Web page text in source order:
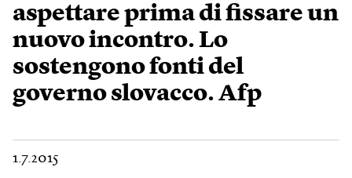
aspettare prima di fissare un
nuovo incontro. Lo
sostengono fonti del
governo slovacco. Afp
1.7.2015